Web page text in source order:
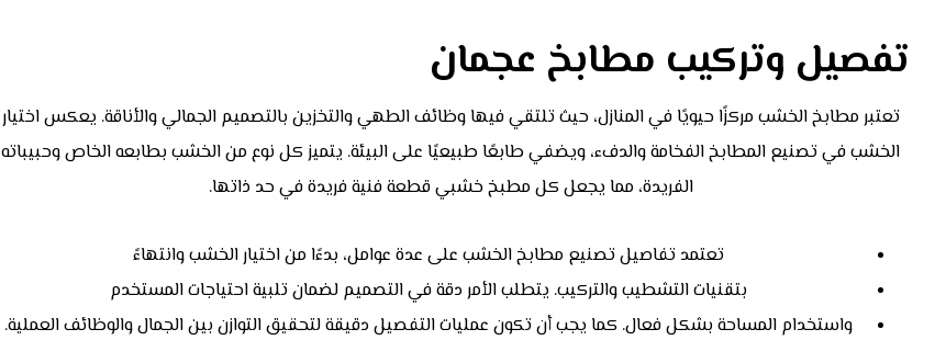
تفصيل وتركيب مطابخ عجمان
تعتبر مطابخ الخشب مركزًا حيويًا في المنازل، حيث تلتقي فيها وظائف الطهي والتخزين بالتصميم الجمالي والأناقة. يعكس اختيار
الخشب في تصنيع المطابخ الفخامة والدفء، ويضفي طابعًا طبيعيًا على البيئة. يتميز كل نوع من الخشب بطابعه الخاص وحبيباته
الفريدة، مما يجعل كل مطبخ خشبي قطعة فنية فريدة في حد ذاتها.
تعتمد تفاصيل تصنيع مطابخ الخشب على عدة عوامل، بدءًا من اختيار الخشب وانتهاءً
بتقنيات التشطيب والتركيب. يتطلب الأمر دقة في التصميم لضمان تلبية احتياجات المستخدم
واستخدام المساحة بشكل فعال. كما يجب أن تكون عمليات التفصيل دقيقة لتحقيق التوازن بين الجمال والوظائف العملية.